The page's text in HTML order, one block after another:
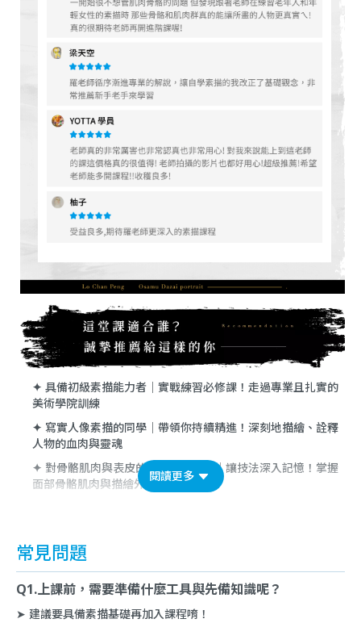
✦ 具備初級素描能力者｜實戰練習必修課！走過專業且扎實的
美術學院訓練
✦ 寫實人像素描的同學｜帶領你持續精進！深刻地描繪、詮釋
人物的血肉與靈魂
✦ 對骨骼肌肉與表皮的結合一知半解｜讓技法深入記憶！掌握
面部骨骼肌肉與描繪外表之關係
閱讀更多
常見問題
Q1.上課前，需要準備什麼工具與先備知識呢？
➤ 建議要具備素描基礎再加入課程唷！